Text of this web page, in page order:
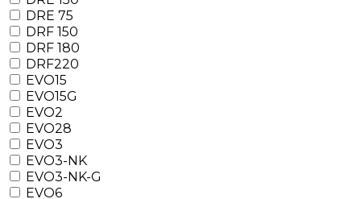
DRE 75
DRF 150
DRF 180
DRF220
EVO15
EVO15G
EVO2
EVO28
EVO3
EVO3-NK
EVO3-NK-G
EVO6